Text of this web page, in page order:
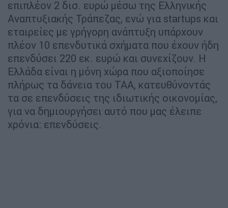
επιπλέον 2 δισ. ευρώ μέσω της Ελληνικής
Αναπτυξιακής Τράπεζας, ενώ για startups και
εταιρείες με γρήγορη ανάπτυξη υπάρχουν
πλέον 10 επενδυτικά σχήματα που έχουν ήδη
επενδύσει 220 εκ. ευρώ και συνεχίζουν. Η
Ελλάδα είναι η μόνη χώρα που αξιοποίησε
πλήρως τα δάνεια του ΤΑΑ, κατευθύνοντάς
τα σε επενδύσεις της ιδιωτικής οικονομίας,
για να δημιουργήσει αυτό που μας έλειπε
χρόνια: επενδύσεις.